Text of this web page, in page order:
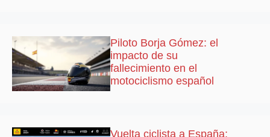
Piloto Borja Gómez: el
impacto de su
fallecimiento en el
motociclismo español
Vuelta ciclista a España: